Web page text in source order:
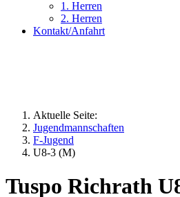
1. Herren
2. Herren
Kontakt/Anfahrt
Aktuelle Seite:
Jugendmannschaften
F-Jugend
U8-3 (M)
Tuspo Richrath